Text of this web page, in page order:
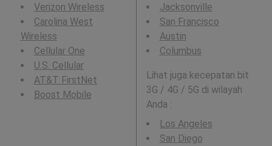
Verizon Wireless
Carolina West
Wireless
Cellular One
U.S. Cellular
AT&T FirstNet
Boost Mobile
Jacksonville
San Francisco
Austin
Columbus
Lihat juga kecepatan bit
3G / 4G / 5G di wilayah
Anda :
Los Angeles
San Diego